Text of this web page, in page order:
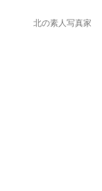
北の素人写真家